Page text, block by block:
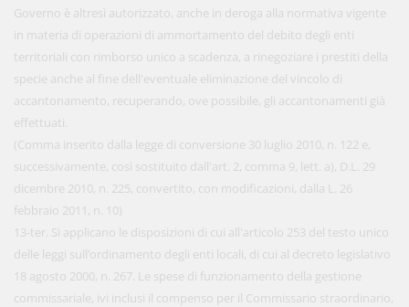
Governo è altresì autorizzato, anche in deroga alla normativa vigente
in materia di operazioni di ammortamento del debito degli enti
territoriali con rimborso unico a scadenza, a rinegoziare i prestiti della
specie anche al fine dell'eventuale eliminazione del vincolo di
accantonamento, recuperando, ove possibile, gli accantonamenti già
effettuati.
(Comma inserito dalla legge di conversione 30 luglio 2010, n. 122 e,
successivamente, così sostituito dall'art. 2, comma 9, lett. a), D.L. 29
dicembre 2010, n. 225, convertito, con modificazioni, dalla L. 26
febbraio 2011, n. 10)
13-ter. Si applicano le disposizioni di cui all'articolo 253 del testo unico
delle leggi sull’ordinamento degli enti locali, di cui al decreto legislativo
18 agosto 2000, n. 267. Le spese di funzionamento della gestione
commissariale, ivi inclusi il compenso per il Commissario straordinario,